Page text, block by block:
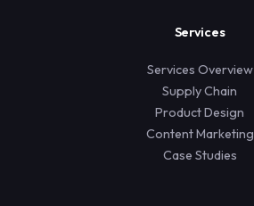
Services
Services Overview
Supply Chain
Product Design
Content Marketing
Case Studies